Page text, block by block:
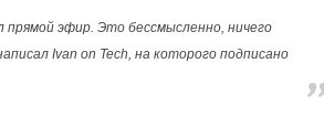
эфир. Это бессмысленно, ничего
Ivan on Tech, на которого подписано